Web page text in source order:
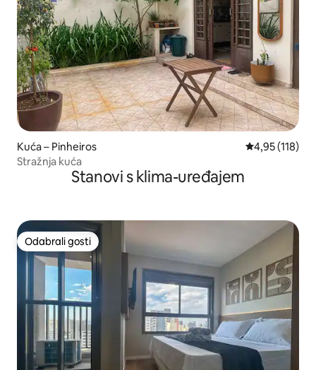
Kuća – Pinheiros Prosječna
4,95 (118)
Stražnja kuća
Stanovi s klima-uređajem
Odabrali gosti
Odabrali gosti